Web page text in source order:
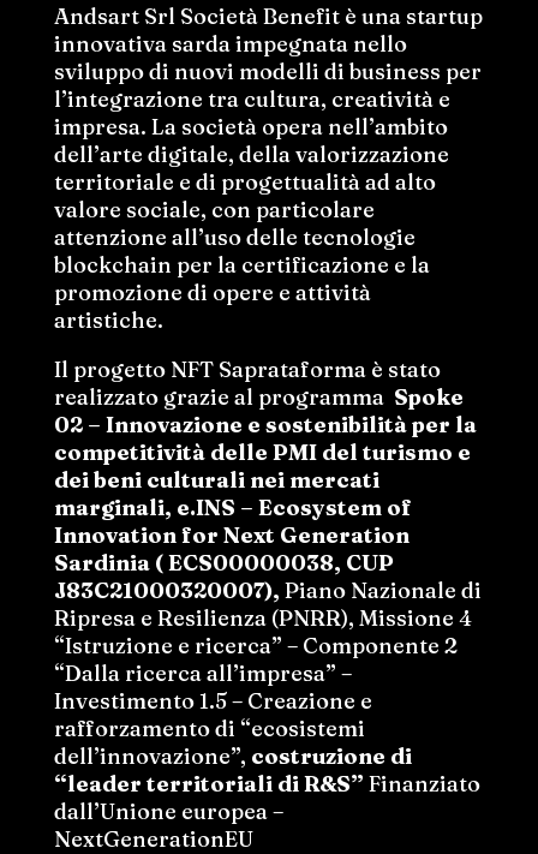
Andsart Srl Società Benefit è una startup
innovativa sarda impegnata nello
sviluppo di nuovi modelli di business per
l’integrazione tra cultura, creatività e
impresa. La società opera nell’ambito
dell’arte digitale, della valorizzazione
territoriale e di progettualità ad alto
valore sociale, con particolare
attenzione all’uso delle tecnologie
blockchain per la certificazione e la
promozione di opere e attività
artistiche.
Il progetto NFT Saprataforma è stato
realizzato grazie al programma Spoke
02 – Innovazione e sostenibilità per la
competitività delle PMI del turismo e
dei beni culturali nei mercati
marginali, e.INS – Ecosystem of
Innovation for Next Generation
Sardinia ( ECS00000038, CUP
J83C21000320007), Piano Nazionale di
Ripresa e Resilienza (PNRR), Missione 4
“Istruzione e ricerca” – Componente 2
“Dalla ricerca all’impresa” –
Investimento 1.5 – Creazione e
rafforzamento di “ecosistemi
dell’innovazione”, costruzione di
“leader territoriali di R&S” Finanziato
dall’Unione europea –
NextGenerationEU